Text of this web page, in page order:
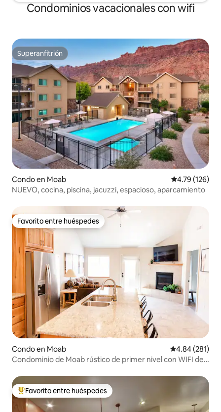
Condominios vacacionales con wifi
Superanfitrión
Superanfitrión
Condo en Moab Calificación
4.79 (126)
NUEVO, cocina, piscina, jacuzzi, espacioso, aparcamiento
Favorito entre huéspedes
Favorito entre huéspedes
Condo en Moab Calificación
4.84 (281)
Condominio de Moab rústico de primer nivel con WIFI de
Favorito entre huéspedes preferido
Favorito entre huéspedes